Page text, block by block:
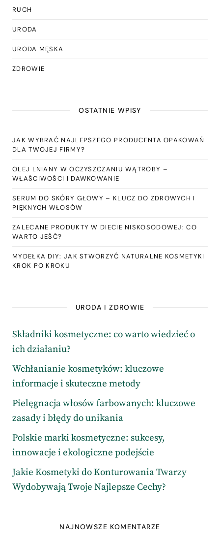
RUCH
URODA
URODA MĘSKA
ZDROWIE
OSTATNIE WPISY
JAK WYBRAĆ NAJLEPSZEGO PRODUCENTA OPAKOWAŃ
DLA TWOJEJ FIRMY?
OLEJ LNIANY W OCZYSZCZANIU WĄTROBY –
WŁAŚCIWOŚCI I DAWKOWANIE
SERUM DO SKÓRY GŁOWY – KLUCZ DO ZDROWYCH I
PIĘKNYCH WŁOSÓW
ZALECANE PRODUKTY W DIECIE NISKOSODOWEJ: CO
WARTO JEŚĆ?
MYDEŁKA DIY: JAK STWORZYĆ NATURALNE KOSMETYKI
KROK PO KROKU
URODA I ZDROWIE
Składniki kosmetyczne: co warto wiedzieć o
ich działaniu?
Wchłanianie kosmetyków: kluczowe
informacje i skuteczne metody
Pielęgnacja włosów farbowanych: kluczowe
zasady i błędy do unikania
Polskie marki kosmetyczne: sukcesy,
innowacje i ekologiczne podejście
Jakie Kosmetyki do Konturowania Twarzy
Wydobywają Twoje Najlepsze Cechy?
NAJNOWSZE KOMENTARZE